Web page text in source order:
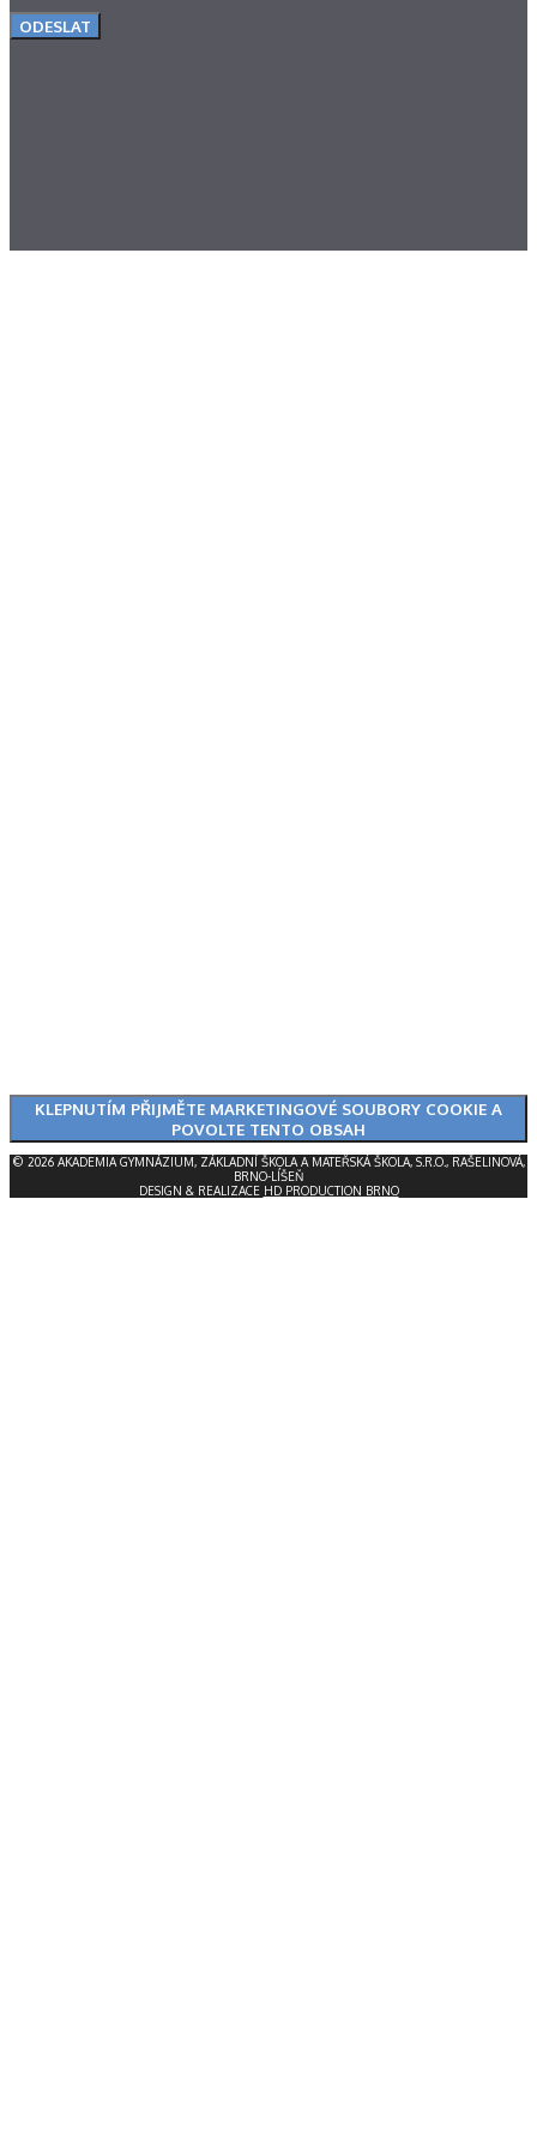
KLEPNUTÍM PŘIJMĚTE MARKETINGOVÉ SOUBORY COOKIE A
POVOLTE TENTO OBSAH
© 2026 AKADEMIA GYMNÁZIUM, ZÁKLADNÍ ŠKOLA A MATEŘSKÁ ŠKOLA, S.R.O., RAŠELINOVÁ,
BRNO-LÍŠEŇ
DESIGN & REALIZACE HD PRODUCTION BRNO